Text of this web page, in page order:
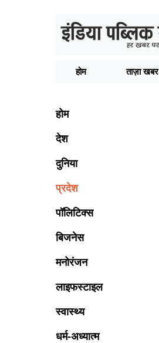
होम ताज़ा खबर
होम
देश
दुनिया
प्रदेश
पॉलिटिक्स
बिजनेस
मनोरंजन
लाइफस्टाइल
स्वास्थ्य
धर्म-अध्यात्म